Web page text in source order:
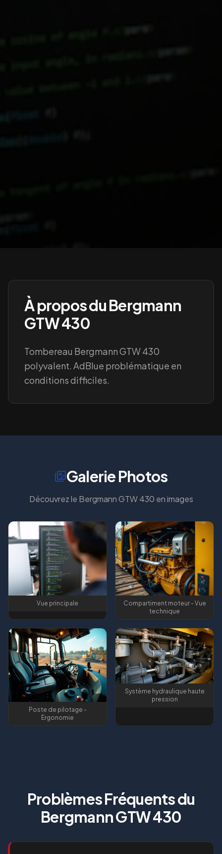
À propos duBergmann
GTW 430
Tombereau Bergmann GTW 430
polyvalent. AdBlue problématique en
conditions difficiles.
Galerie Photos
Découvrez le Bergmann GTW 430 en images
Vue principale
Compartiment moteur - Vue
technique
Poste de pilotage -
Ergonomie
Système hydraulique haute
pression
Problèmes Fréquents du
Bergmann GTW 430